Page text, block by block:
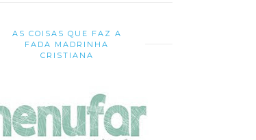
AS COISAS QUE FAZ A
FADA MADRINHA
CRISTIANA